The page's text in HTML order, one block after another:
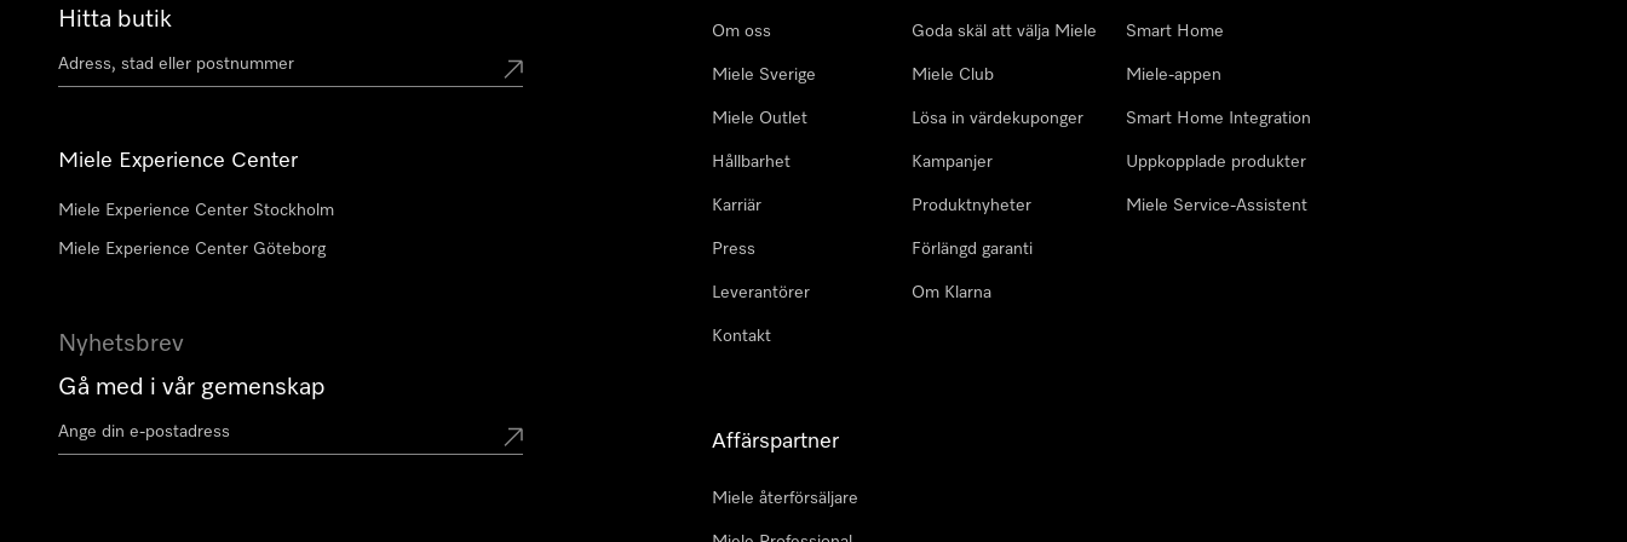
Hitta butik
Miele Experience Center
Miele Experience Center Stockholm
Miele Experience Center Göteborg
Nyhetsbrev
Gå med i vår gemenskap
Om oss
Miele Sverige
Miele Outlet
Hållbarhet
Karriär
Press
Leverantörer
Kontakt
Goda skäl att välja Miele
Miele Club
Lösa in värdekuponger
Kampanjer
Produktnyheter
Förlängd garanti
Om Klarna
Smart Home
Miele-appen
Smart Home Integration
Uppkopplade produkter
Miele Service-Assistent
Affärspartner
Miele återförsäljare